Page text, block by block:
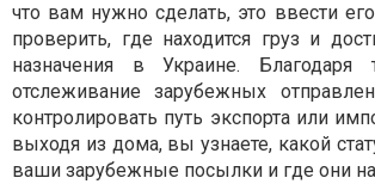
что вам нужно сделать, это ввести
проверить, где находится груз и
назначения в Украине. Благодаря
отслеживание зарубежных
контролировать путь экспорта или
выходя из дома, вы узнаете, какой
ваши зарубежные посылки и где они